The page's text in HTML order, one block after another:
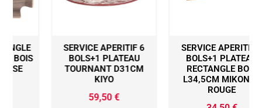
SERVICE APERITIF 6
BOLS+1 PLATEAU
TOURNANT D31CM
SERVICE APERITIF 4
BOLS+1 PLATEAU
RECTANGLE BOIS
L34,5CM MIKONOS